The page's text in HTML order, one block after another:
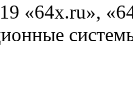
«64x.ru»,